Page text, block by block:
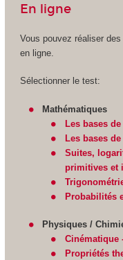
En ligne
Vous pouvez réaliser
en ligne.
Sélectionner le test:
Mathématiques
Les bases
Les bases
Suites,
primitives et
Probabilités
Physiques /
Cinématique
Propriétés